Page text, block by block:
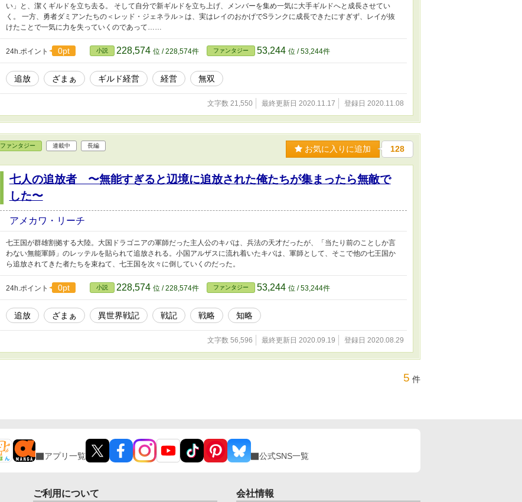
い」と、潔くギルドを立ち去る。 そして自分で新ギルドを立ち上げ、メンバーを集め一気に大手ギルドへと成長させてい
く。 一方、勇者ダミアンたちの＜レッド・ジェネラル＞は、実はレイのおかげでSランクに成長できたにすぎず、レイが抜
けたことで一気に力を失っていくのであって……
24h.ポイント 0pt 小説 228,574 位 / 228,574件 ファンタジー 53,244 位 / 53,244件
追放 ざまぁ ギルド経営 経営 無双
文字数 21,550 最終更新日 2020.11.17 登録日 2020.11.08
ファンタジー 連載中 長編 お気に入りに追加 128
七人の追放者 〜無能すぎると辺境に追放された俺たちが集まったら無敵で
した〜
アメカワ・リーチ
七王国が群雄割拠する大陸。大国ドラゴニアの軍師だった主人公のキバは、兵法の天才だったが、「当たり前のことしか言
わない無能軍師」のレッテルを貼られて追放される。小国アルザスに流れ着いたキバは、軍師として、そこで他の七王国か
ら追放されてきた者たちを束ねて、七王国を次々に倒していくのだった。
24h.ポイント 0pt 小説 228,574 位 / 228,574件 ファンタジー 53,244 位 / 53,244件
追放 ざまぁ 異世界戦記 戦記 戦略 知略
文字数 56,596 最終更新日 2020.09.19 登録日 2020.08.29
5 件
アプリ一覧 公式SNS一覧
ご利用について 会社情報